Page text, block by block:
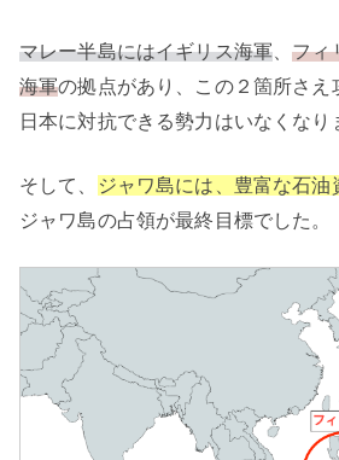
マレー半島にはイギリス海軍、フィ
海軍の拠点があり、この２箇所さえ
日本に対抗できる勢力はいなくなり
そして、 ジャワ島には、豊富な石油
ジャワ島の占領が最終目標でした。